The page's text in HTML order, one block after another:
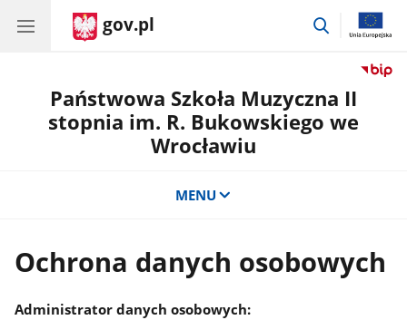
gov.pl
przejdź
Państwowa Szkoła Muzyczna II
stopnia im. R. Bukowskiego we
Wrocławiu
MENU
Ochrona danych osobowych
Administrator danych osobowych: